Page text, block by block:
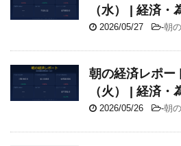
（水） | 経済・
2026/05/27 -朝
朝の経済レポー
（火） | 経済・
2026/05/26 -朝